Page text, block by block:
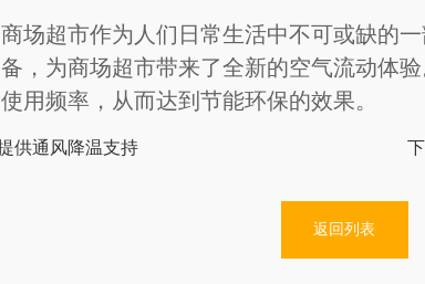
场超市作为人们日常生活中不可或缺的
，为商场超市带来了全新的空气流动体
用频率，从而达到节能环保的效果。
供通风降温支持
返回列表